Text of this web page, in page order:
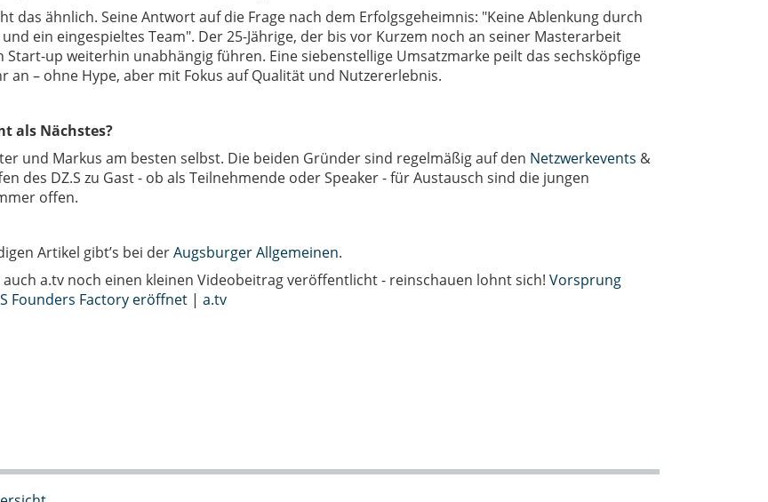
das ähnlich. Seine Antwort auf die Frage nach dem Erfolgsgeheimnis: "Keine Ablenkung durch
ein eingespieltes Team". Der 25-Jährige, der bis vor Kurzem noch an seiner Masterarbeit
Start-up weiterhin unabhängig führen. Eine siebenstellige Umsatzmarke peilt das sechsköpfige
an – ohne Hype, aber mit Fokus auf Qualität und Nutzererlebnis.
als Nächstes?
und Markus am besten selbst. Die beiden Gründer sind regelmäßig auf den Netzwerkevents &
des DZ.S zu Gast - ob als Teilnehmende oder Speaker - für Austausch sind die jungen
offen.
Artikel gibt’s bei derAugsburger Allgemeinen.
auch a.tv noch einen kleinen Videobeitrag veröffentlicht - reinschauen lohnt sich! Vorsprung
Founders Factory eröffnet | a.tv